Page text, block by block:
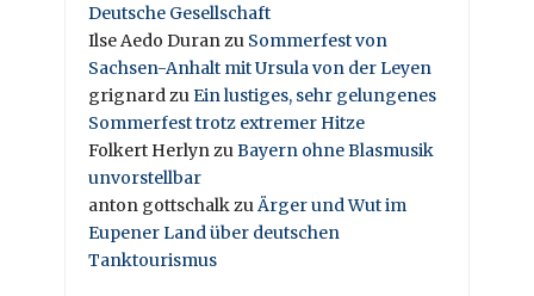
Deutsche Gesellschaft
Ilse Aedo Duran zu Sommerfest von
Sachsen-Anhalt mit Ursula von der Leyen
grignard zu Ein lustiges, sehr gelungenes
Sommerfest trotz extremer Hitze
Folkert Herlyn zu Bayern ohne Blasmusik
unvorstellbar
anton gottschalk zu Ärger und Wut im
Eupener Land über deutschen
Tanktourismus